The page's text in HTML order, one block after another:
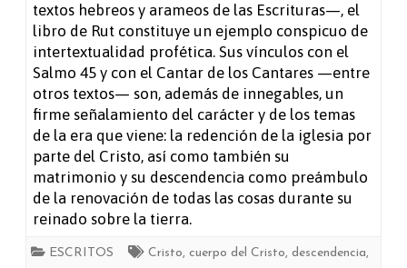
textos hebreos y arameos de las Escrituras—, el
libro de Rut constituye un ejemplo conspicuo de
intertextualidad profética. Sus vínculos con el
Salmo 45 y con el Cantar de los Cantares —entre
otros textos— son, además de innegables, un
firme señalamiento del carácter y de los temas
de la era que viene: la redención de la iglesia por
parte del Cristo, así como también su
matrimonio y su descendencia como preámbulo
de la renovación de todas las cosas durante su
reinado sobre la tierra.
ESCRITOS Cristo, cuerpo del Cristo, descendencia,